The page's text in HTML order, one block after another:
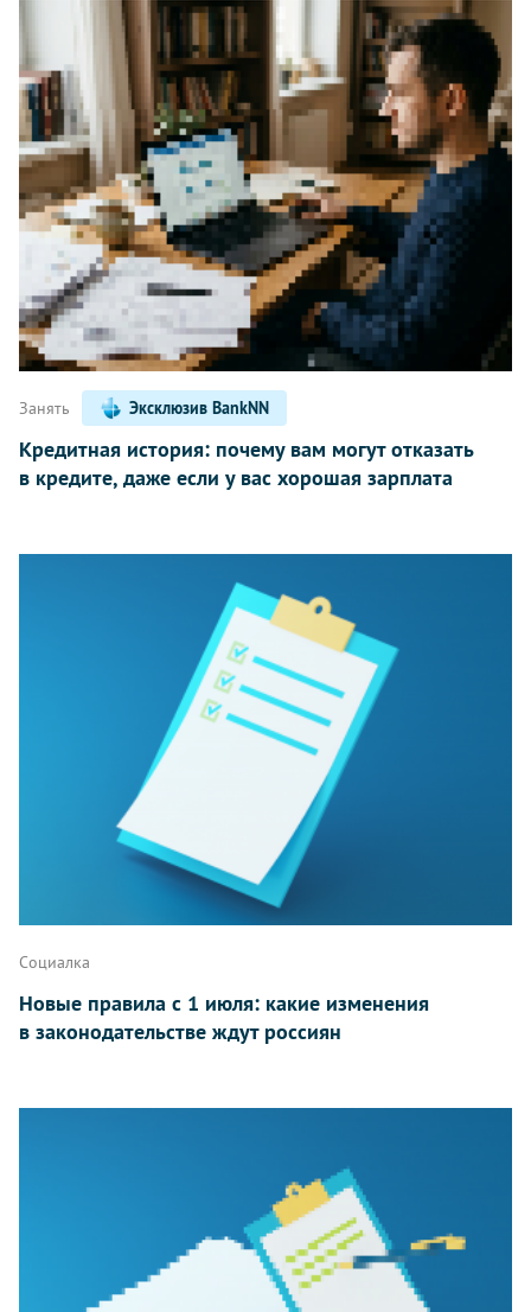
Занять Эксклюзив BankNN
Кредитная история: почему вам могут отказать
в кредите, даже если у вас хорошая зарплата
Социалка
Новые правила с 1 июля: какие изменения
в законодательстве ждут россиян